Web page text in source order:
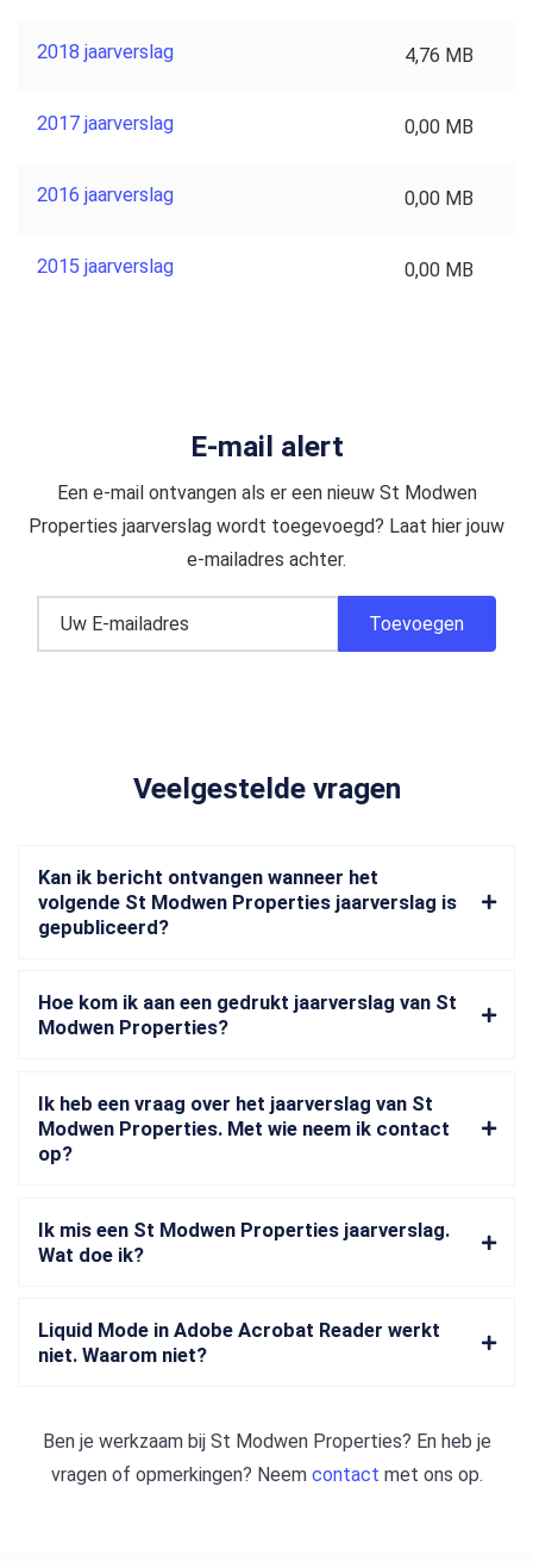
2018 jaarverslag 4,76 MB
2017 jaarverslag 0,00 MB
2016 jaarverslag 0,00 MB
2015 jaarverslag 0,00 MB
E-mail alert
Een e-mail ontvangen als er een nieuw St Modwen
Properties jaarverslag wordt toegevoegd? Laat hier jouw
e-mailadres achter.
Veelgestelde vragen
Kan ik bericht ontvangen wanneer het
volgende St Modwen Properties jaarverslag is
gepubliceerd?
Hoe kom ik aan een gedrukt jaarverslag van St
Modwen Properties?
Ik heb een vraag over het jaarverslag van St
Modwen Properties. Met wie neem ik contact
op?
Ik mis een St Modwen Properties jaarverslag.
Wat doe ik?
Liquid Mode in Adobe Acrobat Reader werkt
niet. Waarom niet?
Ben je werkzaam bij St Modwen Properties? En heb je
vragen of opmerkingen? Neem contact met ons op.